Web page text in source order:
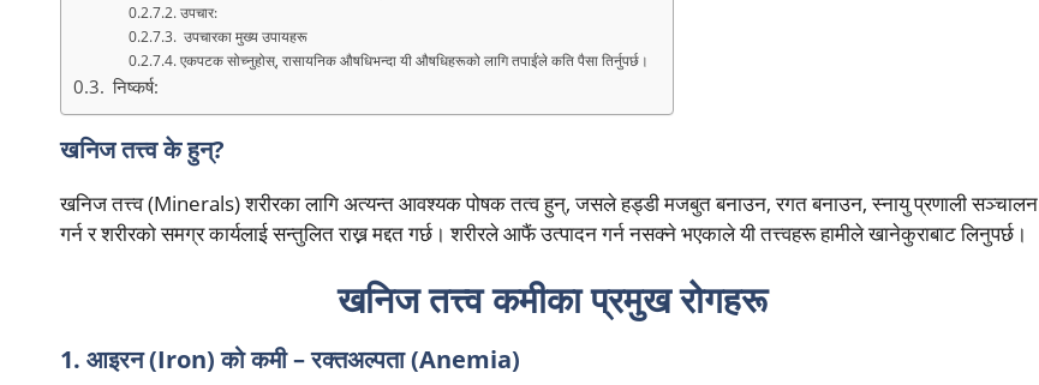
उपचार:
उपचारका मुख्य उपायहरू
एकपटक सोच्नुहोस्, रासायनिक औषधिभन्दा यी औषधिहरूको लागि तपाईंले कति पैसा तिर्नुपर्छ।
निष्कर्ष:
खनिज तत्त्व के हुन्?
खनिज तत्त्व (Minerals) शरीरका लागि अत्यन्त आवश्यक पोषक तत्व हुन्, जसले हड्डी मजबुत बनाउन, रगत बनाउन, स्नायु प्रणाली सञ्चालन
गर्न र शरीरको समग्र कार्यलाई सन्तुलित राख्न मद्दत गर्छ। शरीरले आफैं उत्पादन गर्न नसक्ने भएकाले यी तत्त्वहरू हामीले खानेकुराबाट लिनुपर्छ।
खनिज तत्त्व कमीका प्रमुख रोगहरू
1. आइरन (Iron) को कमी – रक्तअल्पता (Anemia)